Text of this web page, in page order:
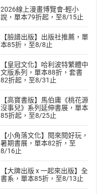
2026線上漫畫博覽會-輕小
說，單本79折起，至8/15止
【臉譜出版】出版社推薦，單
本85折，至8/8止
【皇冠文化】哈利波特繁體中
文版系列，單本88折，套書
82折起，至8/31止
【高寶書版】馬伯庸《桃花源
沒事兒》系列延伸書展，單本
85折起，至8/25止
【小角落文化】閱來閱好玩，
暑期書展，單本82折，至
8/16止
【大牌出版 x 一起來出版】全
書系，單本85折，至8/13止